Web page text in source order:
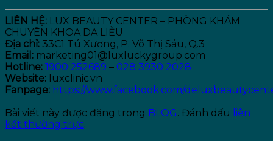
LIÊN HỆ: LUX BEAUTY CENTER – PHÒNG KHÁM
CHUYÊN KHOA DA LIỄU
Địa chỉ: 33C1 Tú Xương, P. Võ Thị Sáu, Q.3
Email: marketing01@luxluckygroup.com
Hotline: 1900 252689 – 028 3930 2028
Website: luxclinic.vn
Fanpage: https://www.facebook.com/
Bài viết này được đăng trong BLOG. Đánh dấu liên
kết thường trực.